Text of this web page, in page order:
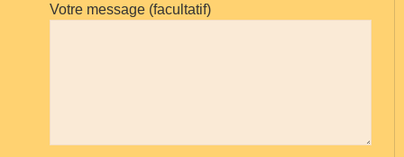
Votre message (facultatif)